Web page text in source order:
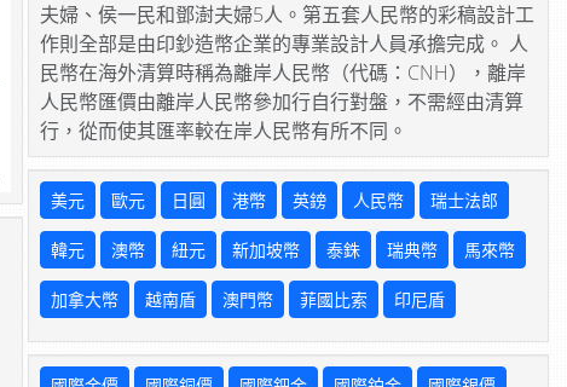
夫婦、侯一民和鄧澍夫婦5人。第五套人民幣的彩稿設計工
作則全部是由印鈔造幣企業的專業設計人員承擔完成。 人
民幣在海外清算時稱為離岸人民幣（代碼：CNH），離岸
人民幣匯價由離岸人民幣參加行自行對盤，不需經由清算
行，從而使其匯率較在岸人民幣有所不同。
美元 歐元 日圓 港幣 英鎊 人民幣 瑞士法郎
韓元 澳幣 紐元 新加坡幣 泰銖 瑞典幣 馬來幣
加拿大幣 越南盾 澳門幣 菲國比索 印尼盾